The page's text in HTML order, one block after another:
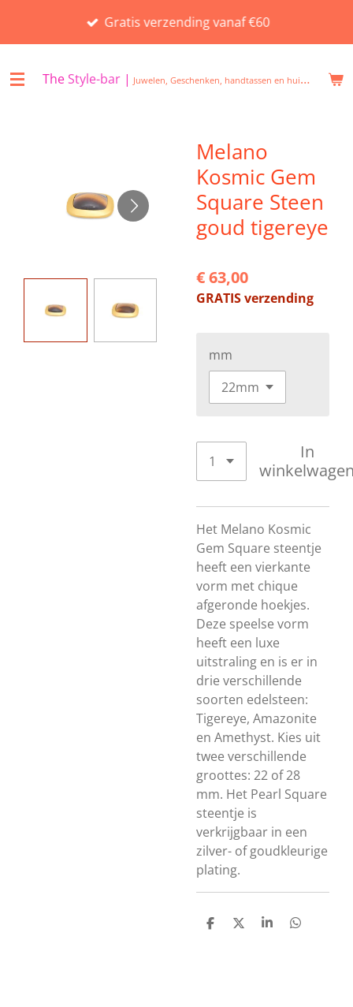
de
Gratis verzending vanaf €60
TheStyle-bar | Juwelen, Geschenken, handtassen en huisgeuren in Beveren
Melano
Kosmic Gem
Square Steen
goud tigereye
€ 63,00
GRATIS verzending
mm
In
Het Melano Kosmic
Gem Square steentje
heeft een vierkante
vorm met chique
afgeronde hoekjes.
Deze speelse vorm
heeft een luxe
uitstraling en is er in
drie verschillende
soorten edelsteen:
Tigereye, Amazonite
en Amethyst. Kies uit
twee verschillende
groottes: 22 of 28
mm. Het Pearl Square
steentje is
verkrijgbaar in een
zilver- of goudkleurige
plating.
D
D
S
D